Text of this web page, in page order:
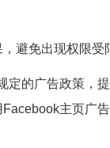
避免出现权限受
的广告政策，
主页广